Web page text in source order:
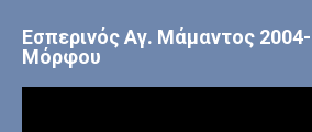
Εσπερινός Αγ. Μάμαντος
Μόρφου